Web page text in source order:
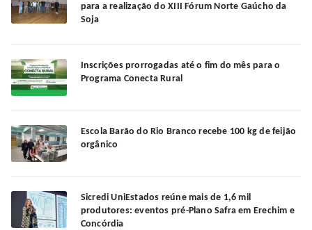
para a realização do XIII Fórum Norte Gaúcho da
Soja
Inscrições prorrogadas até o fim do mês para o
Programa Conecta Rural
Escola Barão do Rio Branco recebe 100 kg de feijão
orgânico
Sicredi UniEstados reúne mais de 1,6 mil
produtores: eventos pré-Plano Safra em Erechim e
Concórdia